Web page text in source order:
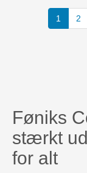
1 2
Føniks
stærkt
for alt